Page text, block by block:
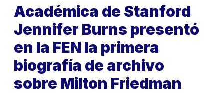
Académica de Stanford
Jennifer Burns presentó
en la FEN la primera
biografía de archivo
sobre Milton Friedman